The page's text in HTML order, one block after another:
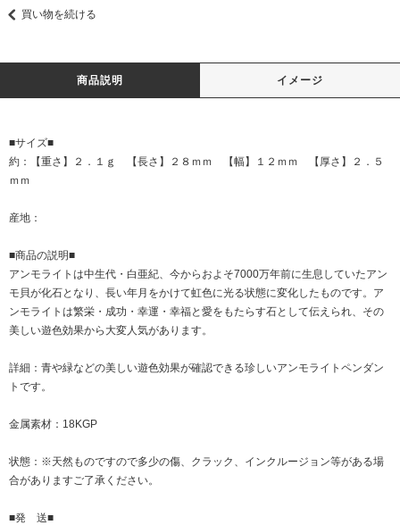
買い物を続ける
商品説明 イメージ
■サイズ■
約：【重さ】２．１ｇ 【長さ】２８ｍｍ 【幅】１２ｍｍ 【厚さ】２．５
ｍｍ
産地：
■商品の説明■
アンモライトは中生代・白亜紀、今からおよそ7000万年前に生息していたアン
モ貝が化石となり、長い年月をかけて虹色に光る状態に変化したものです。ア
ンモライトは繁栄・成功・幸運・幸福と愛をもたらす石として伝えられ、その
美しい遊色効果から大変人気があります。
詳細：青や緑などの美しい遊色効果が確認できる珍しいアンモライトペンダン
トです。
金属素材：18KGP
状態：※天然ものですので多少の傷、クラック、インクルージョン等がある場
合がありますご了承ください。
■発 送■